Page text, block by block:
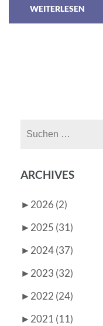
WEITERLESEN
ARCHIVES
► 2026 (2)
► 2025 (31)
► 2024 (37)
► 2023 (32)
► 2022 (24)
► 2021 (11)